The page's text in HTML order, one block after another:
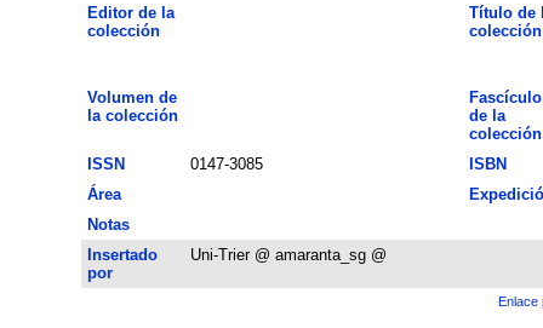
Editor de la
colección
Título de
colección
Volumen de
la colección
Fascículo
de la
colección
ISSN
0147-3085
ISBN
Área
Notas
Insertado
por
Uni-Trier @ amaranta_sg @
Enlace